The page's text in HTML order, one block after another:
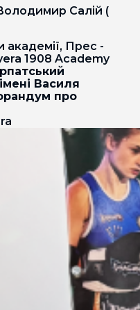
Салій (
академії, Прес -
1908 Academy
Василя
про